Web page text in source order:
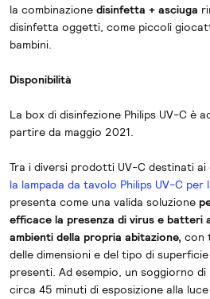
la combinazione disinfetta + asciuga
disinfetta oggetti, come piccoli
bambini.
Disponibilità
La box di disinfezione Philips UV-C è
partire da maggio 2021.
Tra i diversi prodotti UV-C destinati
la lampada da tavolo Philips UV-C per
presenta come una valida soluzione
efficace la presenza di virus e batteri
ambienti della propria abitazione, con
delle dimensioni e del tipo di
presenti. Ad esempio, un soggiorno di
circa 45 minuti di esposizione alla